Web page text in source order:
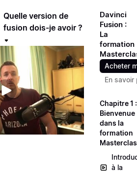
Quelle version de
fusion dois-je avoir ?
Davinci
Fusion :
La
formation
Acheter
En savoir
Chapitre 1 :
Bienvenue
dans la
formation
à la